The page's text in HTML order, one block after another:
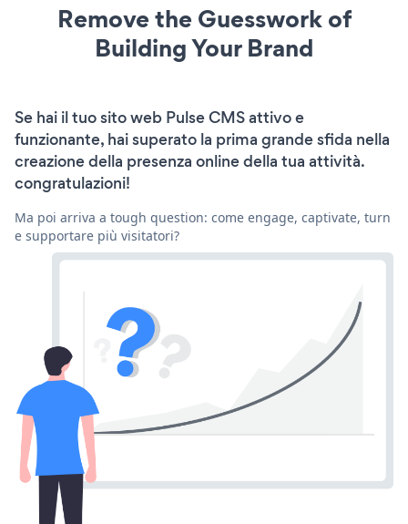
Remove the Guesswork of
Building Your Brand
Se hai il tuo sito web Pulse CMS attivo e
funzionante, hai superato la prima grande sfida nella
creazione della presenza online della tua attività.
congratulazioni!
Ma poi arriva a tough question: come engage, captivate, turn
e supportare più visitatori?